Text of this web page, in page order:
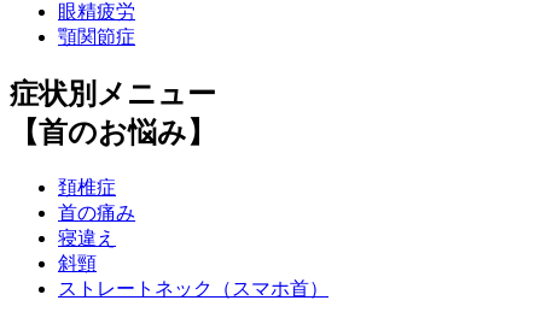
眼精疲労
顎関節症
症状別メニュー
【首のお悩み】
頚椎症
首の痛み
寝違え
斜頸
ストレートネック（スマホ首）